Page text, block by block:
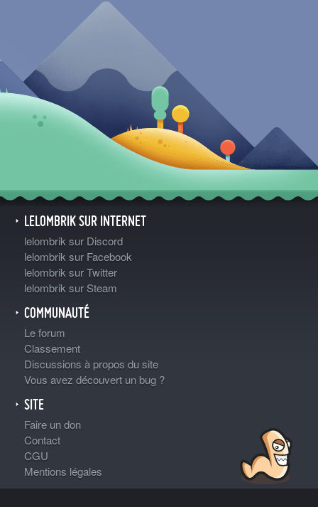
LELOMBRIK SUR INTERNET
lelombrik sur Discord
lelombrik sur Facebook
lelombrik sur Twitter
lelombrik sur Steam
COMMUNAUTÉ
Le forum
Classement
Discussions à propos du site
Vous avez découvert un bug ?
SITE
Faire un don
Contact
CGU
Mentions légales